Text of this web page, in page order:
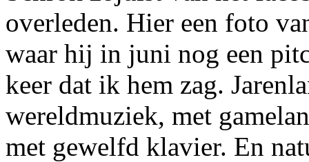
overleden. Hier een foto
waar hij in juni nog een
keer dat ik hem zag.
wereldmuziek, met
met gewelfd klavier. En